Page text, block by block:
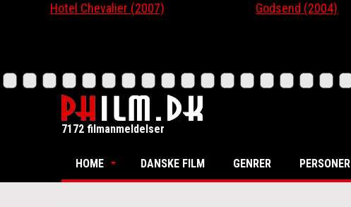
Hotel Chevalier (2007) Godsend (2004)
7172 filmanmeldelser
HOME DANSKE FILM GENRER PERSONER